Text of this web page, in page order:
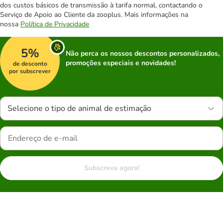
dos custos básicos de transmissão à tarifa normal, contactando o
Serviço de Apoio ao Cliente da zooplus. Mais informações na
nossa Política de Privacidade
5%
de desconto
por subscrever
Não perca os nossos descontos personalizados,
promoções especiais e novidades!
Selecione o tipo de animal de estimação
Subscreva agora!